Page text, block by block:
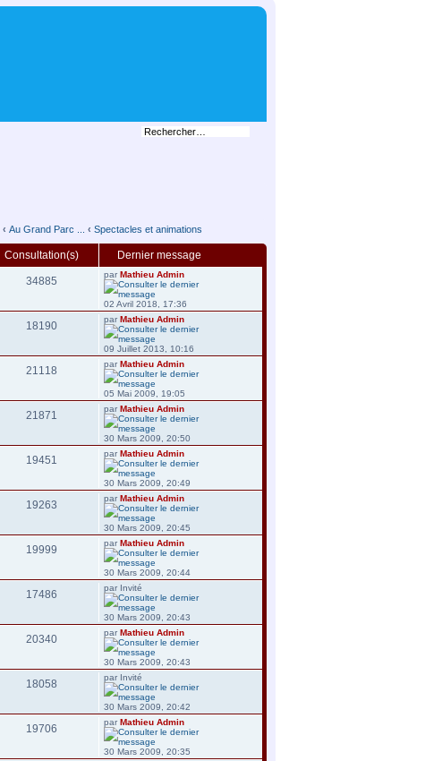
‹ Au Grand Parc ... ‹ Spectacles et animations
Consultation(s) Dernier message
34885
par Mathieu Admin
02 Avril 2018, 17:36
18190
par Mathieu Admin
09 Juillet 2013, 10:16
21118
par Mathieu Admin
05 Mai 2009, 19:05
21871
par Mathieu Admin
30 Mars 2009, 20:50
19451
par Mathieu Admin
30 Mars 2009, 20:49
19263
par Mathieu Admin
30 Mars 2009, 20:45
19999
par Mathieu Admin
30 Mars 2009, 20:44
17486
par Invité
30 Mars 2009, 20:43
20340
par Mathieu Admin
30 Mars 2009, 20:43
18058
par Invité
30 Mars 2009, 20:42
19706
par Mathieu Admin
30 Mars 2009, 20:35